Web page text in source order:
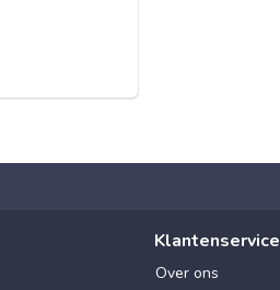
Klantenservice
Over ons